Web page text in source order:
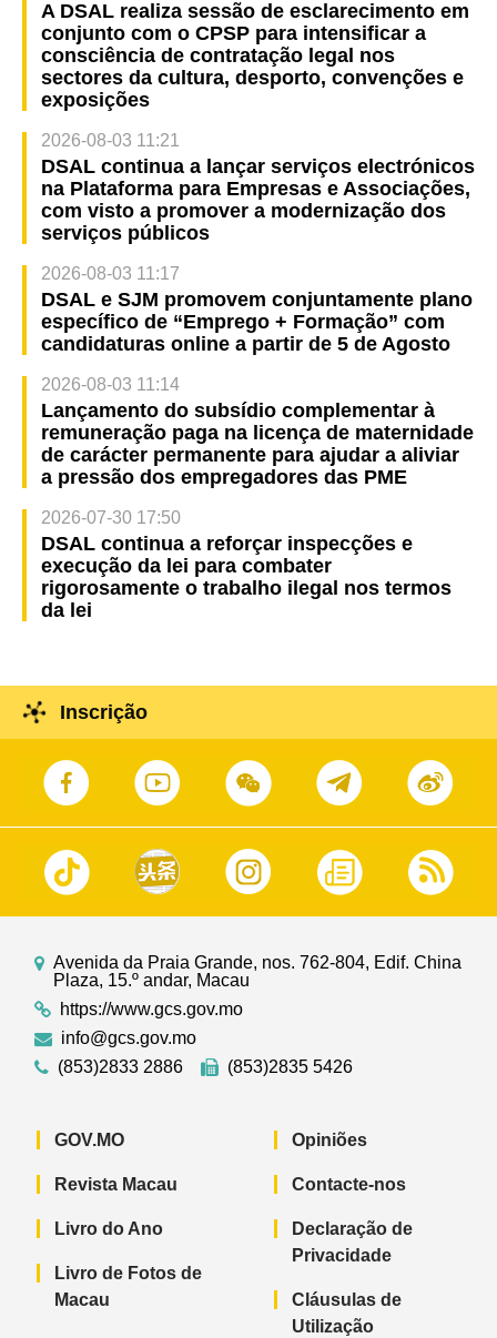
A DSAL realiza sessão de esclarecimento em
conjunto com o CPSP para intensificar a
consciência de contratação legal nos
sectores da cultura, desporto, convenções e
exposições
2026-08-03 11:21
DSAL continua a lançar serviços electrónicos
na Plataforma para Empresas e Associações,
com visto a promover a modernização dos
serviços públicos
2026-08-03 11:17
DSAL e SJM promovem conjuntamente plano
específico de “Emprego + Formação” com
candidaturas online a partir de 5 de Agosto
2026-08-03 11:14
Lançamento do subsídio complementar à
remuneração paga na licença de maternidade
de carácter permanente para ajudar a aliviar
a pressão dos empregadores das PME
2026-07-30 17:50
DSAL continua a reforçar inspecções e
execução da lei para combater
rigorosamente o trabalho ilegal nos termos
da lei
Inscrição
Avenida da Praia Grande, nos. 762-804, Edif. China
Plaza, 15.º andar, Macau
https://www.gcs.gov.mo
info@gcs.gov.mo
(853)2833 2886
(853)2835 5426
GOV.MO
Revista Macau
Livro do Ano
Livro de Fotos de
Macau
Opiniões
Contacte-nos
Declaração de
Privacidade
Cláusulas de
Utilização